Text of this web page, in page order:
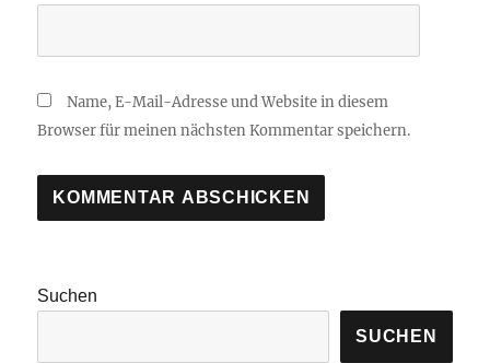
Name, E-Mail-Adresse und Website in diesem
Browser für meinen nächsten Kommentar speichern.
Suchen
SUCHEN